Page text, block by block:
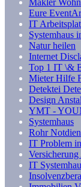
Eure
IT
Systemhaus
Natur heilen
Internet
Top 1 IT \&
Mieter Hilfe
Detektei
Design
YMT -
Systemhaus
Rohr
IT Problem
IT